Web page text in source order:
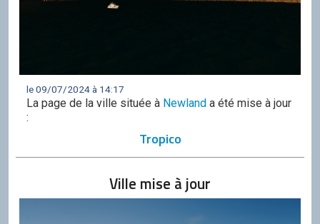
le 09/07/2024 à 14:17
La page de la ville située à Newland a été mise à jour
:
Tropico
Ville mise à jour